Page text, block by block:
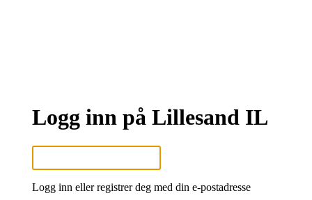
Logg inn på Lillesand IL
Logg inn eller registrer deg med din e-postadresse